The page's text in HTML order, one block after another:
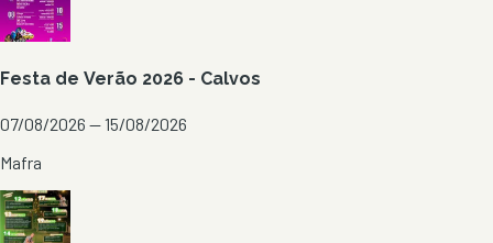
Festa de Verão 2026 - Calvos
07/08/2026 — 15/08/2026
Mafra